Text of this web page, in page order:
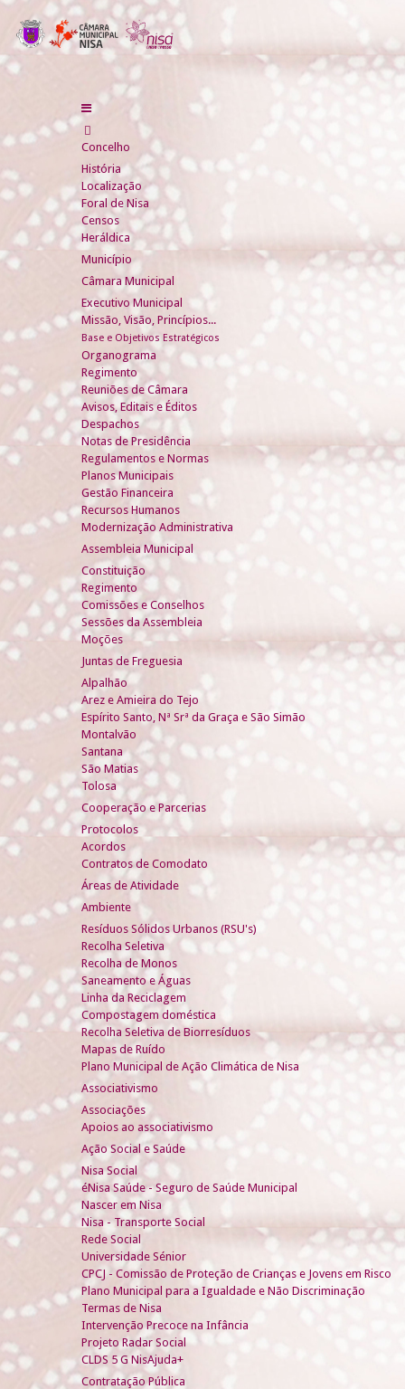
Concelho
História
Localização
Foral de Nisa
Censos
Heráldica
Município
Câmara Municipal
Executivo Municipal
Missão, Visão, Princípios...
Base e Objetivos Estratégicos
Organograma
Regimento
Reuniões de Câmara
Avisos, Editais e Éditos
Despachos
Notas de Presidência
Regulamentos e Normas
Planos Municipais
Gestão Financeira
Recursos Humanos
Modernização Administrativa
Assembleia Municipal
Constituição
Regimento
Comissões e Conselhos
Sessões da Assembleia
Moções
Juntas de Freguesia
Alpalhão
Arez e Amieira do Tejo
Espírito Santo, Nª Srª da Graça e São Simão
Montalvão
Santana
São Matias
Tolosa
Cooperação e Parcerias
Protocolos
Acordos
Contratos de Comodato
Áreas de Atividade
Ambiente
Resíduos Sólidos Urbanos (RSU's)
Recolha Seletiva
Recolha de Monos
Saneamento e Águas
Linha da Reciclagem
Compostagem doméstica
Recolha Seletiva de Biorresíduos
Mapas de Ruído
Plano Municipal de Ação Climática de Nisa
Associativismo
Associações
Apoios ao associativismo
Ação Social e Saúde
Nisa Social
éNisa Saúde - Seguro de Saúde Municipal
Nascer em Nisa
Nisa - Transporte Social
Rede Social
Universidade Sénior
CPCJ - Comissão de Proteção de Crianças e Jovens em Risco
Plano Municipal para a Igualdade e Não Discriminação
Termas de Nisa
Intervenção Precoce na Infância
Projeto Radar Social
CLDS 5 G NisAjuda+
Contratação Pública